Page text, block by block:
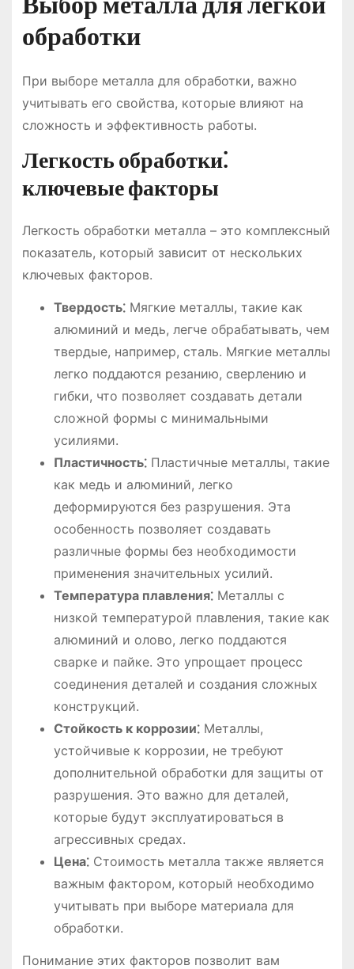
обработки
При выборе металла для обработки, важно
учитывать его свойства, которые влияют на
сложность и эффективность работы.
Легкость обработки⁚
ключевые факторы
Легкость обработки металла – это комплексный
показатель, который зависит от нескольких
ключевых факторов.
Твердость⁚Мягкие металлы, такие как
алюминий и медь, легче обрабатывать, чем
твердые, например, сталь. Мягкие металлы
легко поддаются резанию, сверлению и
гибки, что позволяет создавать детали
сложной формы с минимальными
усилиями.
Пластичность⁚Пластичные металлы, такие
как медь и алюминий, легко
деформируются без разрушения. Эта
особенность позволяет создавать
различные формы без необходимости
применения значительных усилий.
Температура плавления⁚Металлы с
низкой температурой плавления, такие как
алюминий и олово, легко поддаются
сварке и пайке. Это упрощает процесс
соединения деталей и создания сложных
конструкций.
Стойкость к коррозии⁚Металлы,
устойчивые к коррозии, не требуют
дополнительной обработки для защиты от
разрушения. Это важно для деталей,
которые будут эксплуатироваться в
агрессивных средах.
Цена⁚Стоимость металла также является
важным фактором, который необходимо
учитывать при выборе материала для
обработки.
Понимание этих факторов позволит вам